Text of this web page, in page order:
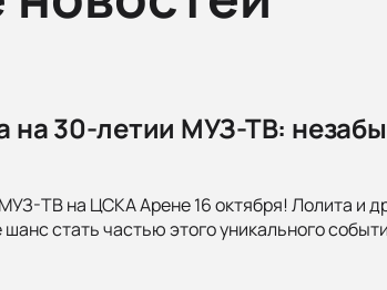
на 30-летии МУЗ-ТВ:
ТВ на ЦСКА Арене 16 октября! Лолита и
стать частью этого уникального